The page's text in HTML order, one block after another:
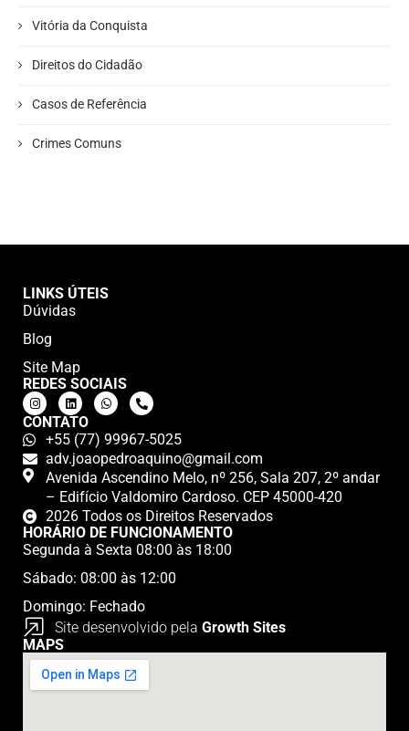
Vitória da Conquista
Direitos do Cidadão
Casos de Referência
Crimes Comuns
LINKS ÚTEIS
Dúvidas
Blog
Site Map
REDES SOCIAIS
CONTATO
+55 (77) 99967-5025
adv.joaopedroaquino@gmail.com
Avenida Ascendino Melo, nº 256, Sala 207, 2º andar
– Edifício Valdomiro Cardoso. CEP 45000-420
2026 Todos os Direitos Reservados
HORÁRIO DE FUNCIONAMENTO
Segunda à Sexta 08:00 às 18:00
Sábado: 08:00 às 12:00
Domingo: Fechado
Site desenvolvido pela Growth Sites
MAPS